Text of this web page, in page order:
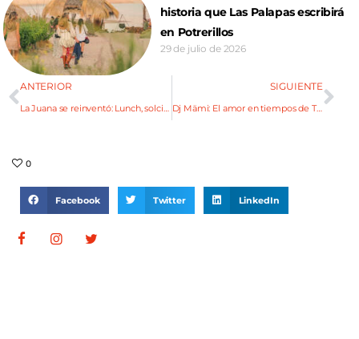
historia que Las Palapas escribirá
en Potrerillos
29 de julio de 2026
ANTERIOR
La Juana se reinventó: Lunch, solcito y musiquita
SIGUIENTE
Dj Mämi: El amor en tiempos de Trap
0
Facebook Twitter LinkedIn